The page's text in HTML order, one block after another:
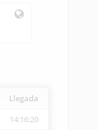
Llegada
14:16:20